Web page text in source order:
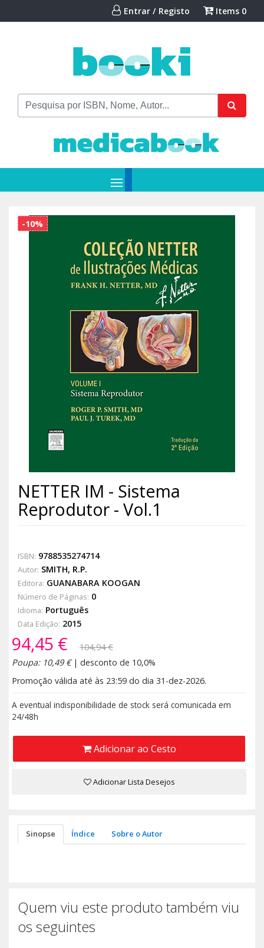
Entrar / Registo Items 0
-10%
NETTER IM - Sistema
Reprodutor - Vol.1
ISBN: 9788535274714
Autor: SMITH, R.P.
Editora: GUANABARA KOOGAN
Número de Páginas: 0
Idioma: Português
Data Edição: 2015
94,45 €
104,94 €
Poupa: 10,49 €| desconto de 10,0%
Promoção válida até às 23:59 do dia 31-dez-2026.
A eventual indisponibilidade de stock será comunicada em
24/48h
Adicionar ao Cesto
Adicionar Lista Desejos
Sinopse Índice Sobre o Autor
Quem viu este produto também viu
os seguintes